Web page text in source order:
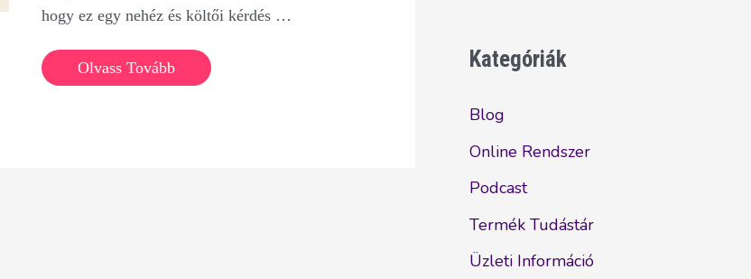
hogy ez egy nehéz és költői kérdés …
Mit
Olvass Tovább Kategóriák
Blog
Online Rendszer
Podcast
Termék Tudástár
Üzleti Információ